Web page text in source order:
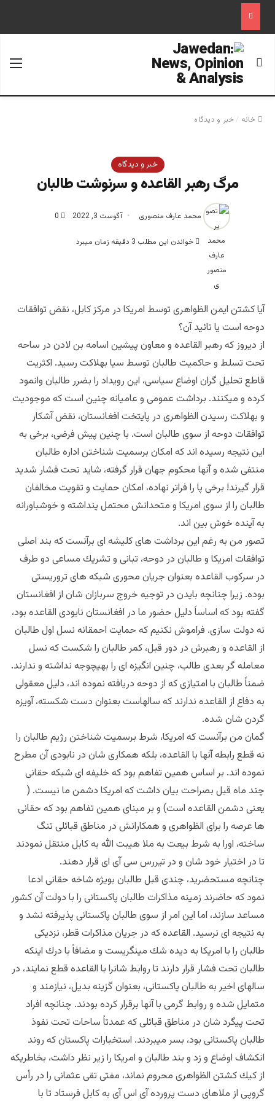
جستجو برای
خانه /خبر و دیدگاه
خبر و دیدگاه
مرگ رهبر القاعده و سرنوشت طالبان
محمد عارف منصوری آگوست 3, 2022 0
خواندن این مطلب 3 دقیقه زمان میبرد
آيا كشتن ايمن الظواهرى توسط امريكا در مركز كابل، نقض توافقات
دوحه است يا تائيد آن؟
از ديروز كه رهبر القاعده و معاون پيشين اسامه بن لادن در ساحه
تحت تسلط و حاكميت طالبان توسط سيا بهلاكت رسيد. اكثريت
قاطع تحليل گران اوضاع سياسى، اين رويداد را بضرر طالبان وانمود
كرده و ميكنند. برداشت عمومى و عاميانه چنين است كه موجوديت
و بهلاكت رسيدن الظواهرى در پايتخت افغانستان، نقض آشكار
توافقات دوحه از سوى طالبان است. با چنين پيش فرضى، برخى به
اين نتيجه رسيده اند كه امكان برسميت شناختن اداره طالبان
منتفى شده و آنها محكوم جهان قرار گرفته، شايد تحت فشار شديد
قرار گيرند! برخى پا را فراتر نهاده، امكان حمايت و تقويت مخالفان
طالبان را از سوى امريكا و متحدانش محتمل پنداشته و خوشباورانه
به آينده خوش بين اند.
تصور من به رغم اين برداشت هاى كليشه اى برآنست كه بند اصلى
توافقات امريكا و طالبان در دوحه، تبانى و تشريك مساعى دو طرف
در سركوب القاعده بعنوان جريان محورى شبكه هاى تروريستى
بوده. زيرا چنانچه بايدن در توجيه خروج سربازان شان از افغانستان
گفته بود كه اساساً دليل حضور ما در افغانستان نابودى القاعده بود،
نه دولت سازى. فراموش نكنيم كه حمايت احمقانه نسل اول طالبان
از القاعده و رهبرش در دور قبل، كمر طالبان را شكست كه نسل
معامله گر بعدى طالب، چنين انگيزه اى را بهيچوجه نداشته و ندارند.
ضمناً طالبان با امتيازى كه از دوحه دريافته نموده اند، دليل معقولى
به دفاع از القاعده ندارند كه سالهاست بعنوان دست شكسته، آويزه
گردن شان شده.
گمان من برآنست كه امريكا، شرط برسميت شناختن رژيم طالبان را
نه قطع رابطه آنها با القاعده، بلكه همكارى شان در نابودى آن مطرح
نموده اند. بر اساس همين تفاهم بود كه خليفه اى شبكه حقانى
چند ماه قبل بصراحت بيان داشت كه امريكا دشمن ما نيست. (
يعنى دشمن القاعده است) و بر مبناى همين تفاهم بود كه حقانى
ها عرصه را براى الظواهرى و همكارانش در مناطق قبائلى تنگ
ساخته، اورا به شرط بيعت به ملا هيبت الله به كابل منتقل نمودند
تا در اختيار خود شان و در تيررس سى آى اى قرار دهند.
چنانچه مستحضريد، چندى قبل طالبان بويژه شاخه حقانى ادعا
نمود كه حاضرند زمينه مذاكرات طالبان پاكستانى را با دولت آن كشور
مساعد سازند، اما اين امر از سوى طالبان پاكستانى پذيرفته نشد و
به نتيجه اى نرسيد. القاعده كه در جريان مذاكرات قطر، نزديكى
طالبان را با امريكا به ديده شك مينگريست و مضافاً با درك اينكه
طالبان تحت فشار قرار دارند تا روابط شانرا با القاعده قطع نمايند، در
سالهاى اخير به طالبان پاكستانى، بعنوان گزينه بديل، نيازمند و
متمايل شده و روابط گرمى با آنها برقرار كرده بودند. چنانچه افراد
تحت پيگرد شان در مناطق قبائلى كه عمدتاً ساحات تحت نفوذ
طالبان پاكستانى بود، بسر ميبردند. استخبارات پاكستان كه روند
انكشاف اوضاع و زد و بند طالبان و امريكا را زير نظر داشت، بخاطريكه
از كيك كشتن الظواهرى محروم نماند، مفتى تقى عثمانى را در رأس
گروپى از ملاهاى دست پرورده آى اس آى به كابل فرستاد تا با